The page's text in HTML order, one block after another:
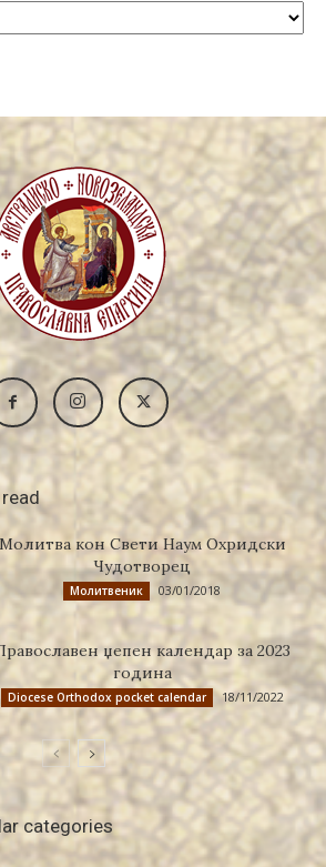
Молитва кон Свети Наум Охридски
Чудотворец
Молитвеник 03/01/2018
џепен календар за 2023
година
Diocese Orthodox pocket calendar 18/11/2022
categories